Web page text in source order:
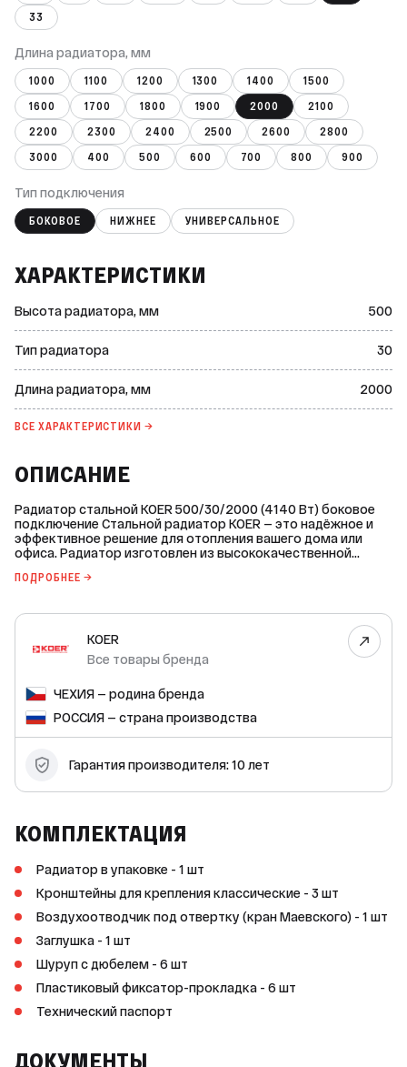
33
Длина радиатора, мм
1000 1100 1200 1300 1400
1500
1600
1700 1800 1900 2000
2100
2200
2300 2400 2500 2600
2800
3000
400 500 600 700 800 900
Тип подключения
БОКОВОЕ НИЖНЕЕ УНИВЕРСАЛЬНОЕ
ХАРАКТЕРИСТИКИ
Высота радиатора, мм 500
Тип радиатора 30
Длина радиатора, мм 2000
ВСЕ ХАРАКТЕРИСТИКИ →
ОПИСАНИЕ
Радиатор стальной KOER 500/30/2000 (4140 Вт) боковое
подключение Стальной радиатор KOER — это надёжное и
эффективное решение для отопления вашего дома или
офиса. Радиатор изготовлен из высококачественной
технологии BONDERITE N-MT, что обеспечивает
характеристики: * Мощность: 4140 Вт. * Площадь обогрева:
41,4 м². * Тип подключения: боковое. * Межосевое
расстояние: 449 мм. * Толщина (глубина): 160 мм. * Длина:
2000 мм. * Высота радиатора: 500 мм. Радиатор имеет
классический дизайн и белый цвет (RAL 9016), что
позволяет ему гармонично вписаться в любой интерьер.
Он оснащён всем необходимым для установки и
эксплуатации, включая крепления, воздухоотводчик (кран
Маевского) и заглушку. Благодаря высокой теплоотдаче и
мощности, радиатор быстро и эффективно нагревает
помещение, обеспечивая комфортную температуру в
любое время года. Гарантия производителя составляет 10
лет, а срок службы — 25 лет. Приобретая радиатор
ПОДРОБНЕЕ →
KOER
Все товары бренда
ЧЕХИЯ — родина бренда
РОССИЯ — страна производства
Гарантия производителя: 10 лет
КОМПЛЕКТАЦИЯ
Радиатор в упаковке - 1 шт
Кронштейны для крепления классические - 3 шт
Воздухоотводчик под отвертку (кран Маевского) - 1 шт
Заглушка - 1 шт
Шуруп с дюбелем - 6 шт
Пластиковый фиксатор-прокладка - 6 шт
Технический паспорт
ДОКУМЕНТЫ